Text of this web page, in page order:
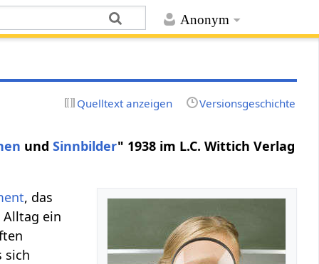
Anonym
Quelltext anzeigen Versionsgeschichte
undSinnbilder" 1938 im L.C. Wittich Verlag
, das
ein
sich